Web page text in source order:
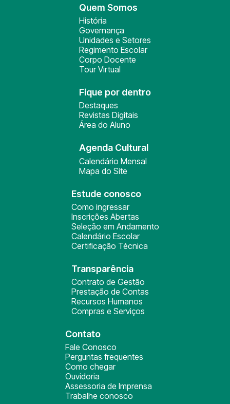
Quem Somos
História
Governança
Unidades e Setores
Regimento Escolar
Corpo Docente
Tour Virtual
Fique por dentro
Destaques
Revistas Digitais
Área do Aluno
Agenda Cultural
Calendário Mensal
Mapa do Site
Estude conosco
Como ingressar
Inscrições Abertas
Seleção em Andamento
Calendário Escolar
Certificação Técnica
Transparência
Contrato de Gestão
Prestação de Contas
Recursos Humanos
Compras e Serviços
Contato
Fale Conosco
Perguntas frequentes
Como chegar
Ouvidoria
Assessoria de Imprensa
Trabalhe conosco